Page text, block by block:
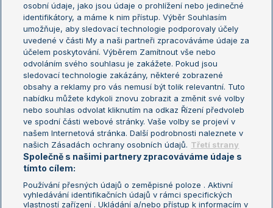
Žebříček WTA (ženy)
Sázkařský žebříček
French Open
Wimbledon
US Open
Turnaj mistrů
Turnaj mistryň
Aktualní trendy
Fotbalové přestupy
Livesport Daily
LS Prague Open
osobní údaje, jako jsou údaje o prohlížení nebo jedinečné
identifikátory, a máme k nim přístup. Výběr Souhlasím
umožňuje, aby sledovací technologie podporovaly účely
uvedené v části My a naši partneři zpracováváme údaje za
účelem poskytování. Výběrem Zamítnout vše nebo
odvoláním svého souhlasu je zakážete. Pokud jsou
sledovací technologie zakázány, některé zobrazené
obsahy a reklamy pro vás nemusí být tolik relevantní. Tuto
nabídku můžete kdykoli znovu zobrazit a změnit své volby
nebo souhlas odvolat kliknutím na odkaz Řízení předvoleb
ve spodní části webové stránky. Vaše volby se projeví v
našem Internetová stránka. Další podrobnosti naleznete v
našich Zásadách ochrany osobních údajů. Třetí strany
Společně s našimi partnery zpracováváme údaje s
tímto cílem:
Používání přesných údajů o zeměpisné poloze . Aktivní
vyhledávání identifikačních údajů v rámci specifických
vlastností zařízení . Ukládání a/nebo přístup k informacím v